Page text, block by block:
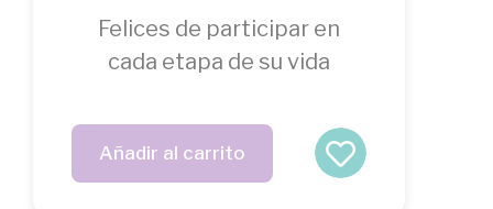
Felices de participar en
cada etapa de su vida
Añadir al carrito